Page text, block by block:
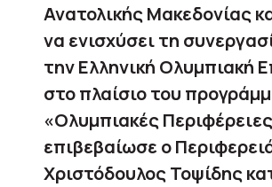
Ανατολικής Μακεδονίας
να ενισχύσει τη
την Ελληνική Ολυμπιακή
στο πλαίσιο του
«Ολυμπιακές
επιβεβαίωσε ο
Χριστόδουλος Τοψίδης